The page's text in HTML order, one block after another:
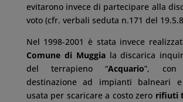
evitarono invece di partecipare alla
voto (cfr. verbali seduta n.171 del
Nel 1998-2001 è stata invece
Comune di Muggiala discarica
del terrapieno “Acquario”, con
destinazione ad impianti balneari
usata per scaricare a costo zero rifiuti